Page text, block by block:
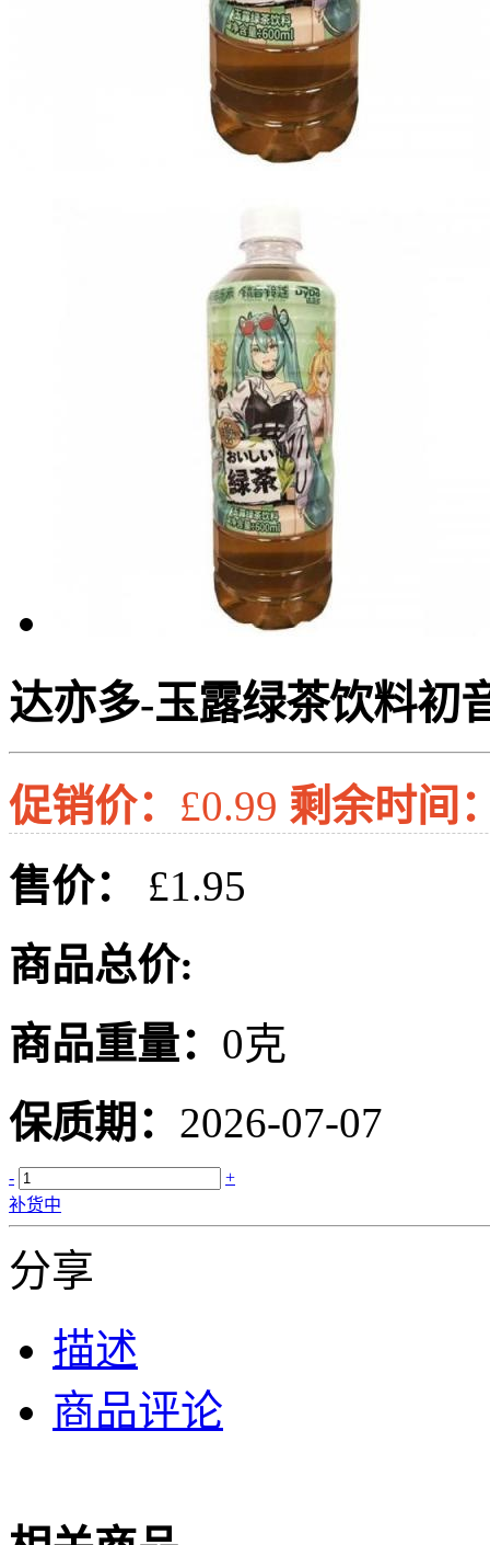
达亦多-玉露绿茶饮料初
促销价： £0.99 剩余时间
售价：
£1.95
商品总价:
商品重量： 0克
保质期： 2026-07-07
-
+
补货中
分享
描述
商品评论